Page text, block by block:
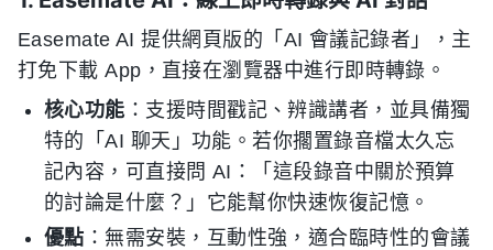
Easemate AI 提供網頁版的「AI 會議記錄者」，主
打免下載 App，直接在瀏覽器中進行即時轉錄。
核心功能 ：支援時間戳記、辨識講者，並具備獨
特的「AI 聊天」功能。若你擱置錄音檔太久忘
記內容，可直接問 AI：「這段錄音中關於預算
的討論是什麼？」它能幫你快速恢復記憶。
優點 ：無需安裝，互動性強，適合臨時性的會議